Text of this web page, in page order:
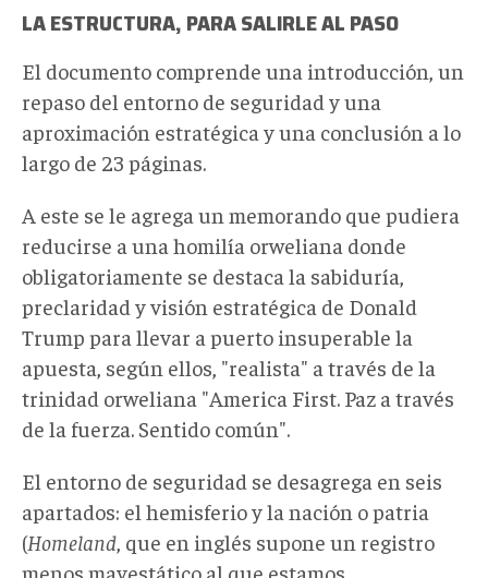
LA ESTRUCTURA, PARA SALIRLE AL PASO
El documento comprende una introducción, un
repaso del entorno de seguridad y una
aproximación estratégica y una conclusión a lo
largo de 23 páginas.
A este se le agrega un memorando que pudiera
reducirse a una homilía orweliana donde
obligatoriamente se destaca la sabiduría,
preclaridad y visión estratégica de Donald
Trump para llevar a puerto insuperable la
apuesta, según ellos, "realista" a través de la
trinidad orweliana "America First. Paz a través
de la fuerza. Sentido común".
El entorno de seguridad se desagrega en seis
apartados: el hemisferio y la nación o patria
(Homeland , que en inglés supone un registro
menos mayestático al que estamos